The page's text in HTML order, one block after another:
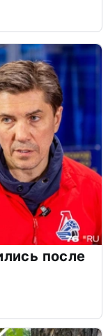
после